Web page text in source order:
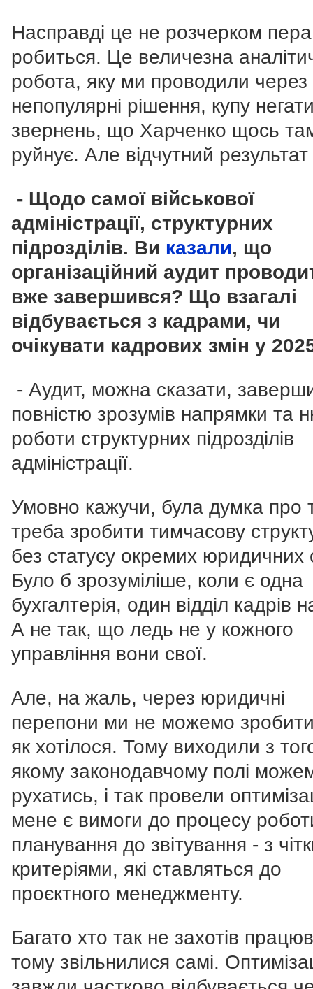
Насправді це не розчерком пера
робиться. Це величезна
робота, яку ми проводили через
непопулярні рішення, купу
звернень, що Харченко щось
руйнує. Але відчутний результат
- Щодо самої військової
адміністрації, структурних
підрозділів. Ви казали, що
організаційний аудит
вже завершився? Що взагалі
відбувається з кадрами, чи
очікувати кадрових змін у
- Аудит, можна сказати,
повністю зрозумів напрямки та
роботи структурних підрозділів
адміністрації.
Умовно кажучи, була думка про
треба зробити тимчасову
без статусу окремих юридичних
Було б зрозуміліше, коли є одна
бухгалтерія, один відділ кадрів
А не так, що ледь не у кожного
управління вони свої.
Але, на жаль, через юридичні
перепони ми не можемо
як хотілося. Тому виходили з
якому законодавчому полі
рухатись, і так провели
мене є вимоги до процесу
планування до звітування - з
критеріями, які ставляться до
проєктного менеджменту.
Багато хто так не захотів
тому звільнилися самі.